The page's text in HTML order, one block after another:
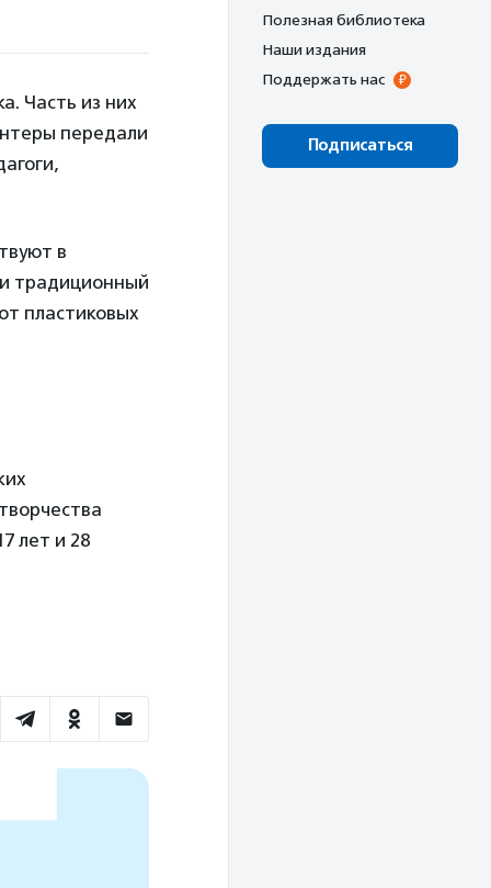
Часть из них
передали
в
традиционный
пластиковых
лет и 28
Полезная библиотека
Наши издания
Поддержать нас
Подписаться